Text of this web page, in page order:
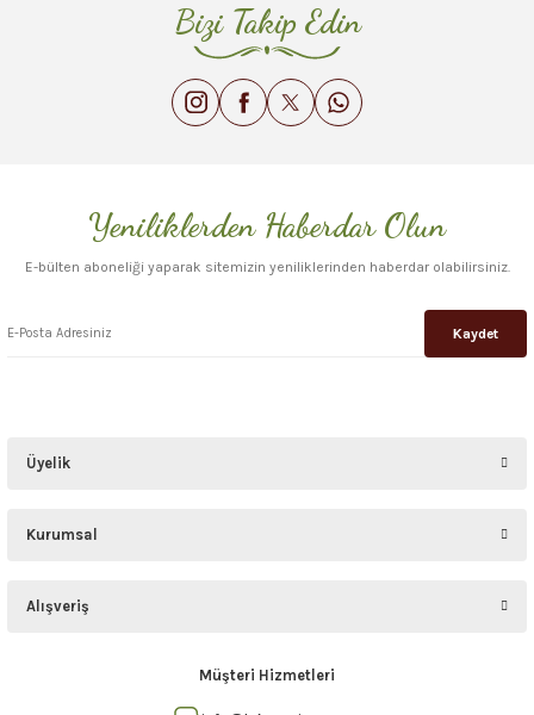
Bizi Takip Edin
Yeniliklerden Haberdar Olun
E-bülten aboneliği yaparak sitemizin yeniliklerinden haberdar olabilirsiniz.
Kaydet
Üyelik
Kurumsal
Alışveriş
Müşteri Hizmetleri